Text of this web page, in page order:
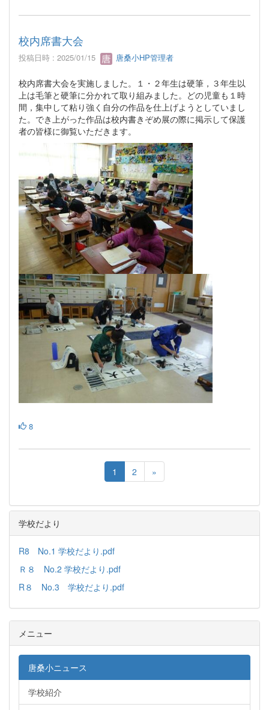
校内席書大会
投稿日時 : 2025/01/15 唐桑小HP管理者
校内席書大会を実施しました。１・２年生は硬筆，３年生以
上は毛筆と硬筆に分かれて取り組みました。どの児童も１時
間，集中して粘り強く自分の作品を仕上げようとしていまし
た。でき上がった作品は校内書きぞめ展の際に掲示して保護
者の皆様に御覧いただきます。
8
1 2 »
学校だより
R8 No.1 学校だより.pdf
Ｒ８ No.2 学校だより.pdf
R８ No.3 学校だより.pdf
メニュー
唐桑小ニュース
学校紹介